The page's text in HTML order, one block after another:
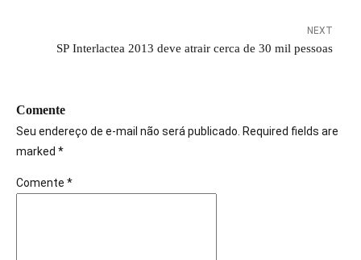
NEXT
SP Interlactea 2013 deve atrair cerca de 30 mil pessoas
Comente
Seu endereço de e-mail não será publicado. Required fields are
marked *
Comente *